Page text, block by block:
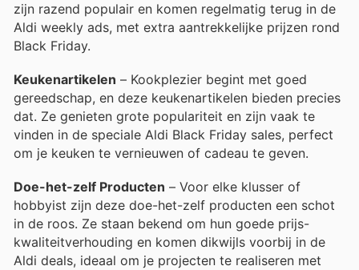
zijn razend populair en komen regelmatig terug in de
Aldi weekly ads, met extra aantrekkelijke prijzen rond
Black Friday.
Keukenartikelen – Kookplezier begint met goed
gereedschap, en deze keukenartikelen bieden precies
dat. Ze genieten grote populariteit en zijn vaak te
vinden in de speciale Aldi Black Friday sales, perfect
om je keuken te vernieuwen of cadeau te geven.
Doe-het-zelf Producten – Voor elke klusser of
hobbyist zijn deze doe-het-zelf producten een schot
in de roos. Ze staan bekend om hun goede prijs-
kwaliteitverhouding en komen dikwijls voorbij in de
Aldi deals, ideaal om je projecten te realiseren met